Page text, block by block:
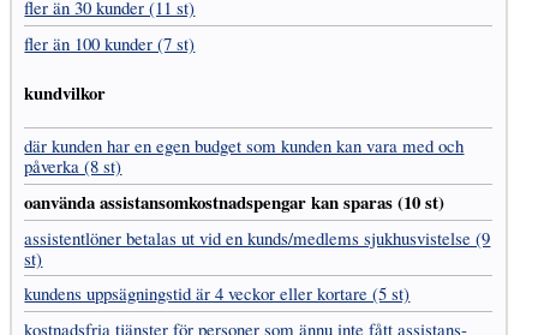
fler än 30 kunder (11 st)
fler än 100 kunder (7 st)
kundvilkor
där kunden har en egen budget som kunden kan vara med och
påverka (8 st)
oanvända assistans­omkostnads­pengar kan sparas (10 st)
assistent­löner betalas ut vid en kunds/medlems sjukhus­vistelse (9
st)
kundens uppsägnings­tid är 4 veckor eller kortare (5 st)
kostnads­fria tjänster för personer som ännu inte fått assistans­